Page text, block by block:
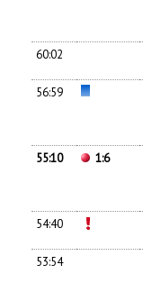
60:02
56:59
55:10 1:6
54:40
53:54